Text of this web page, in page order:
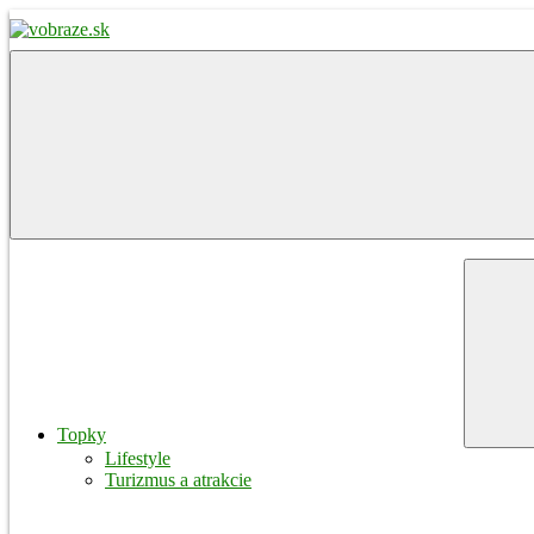
Skip
to
Menu
Topky
Lifestyle
Turizmus a atrakcie